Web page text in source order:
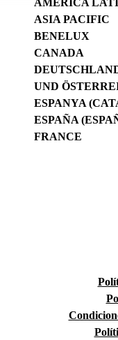
AMÉRICA
ASIA PACIFIC
BENELUX
CANADA
UND
ESPANYA
ESPAÑA
FRANCE